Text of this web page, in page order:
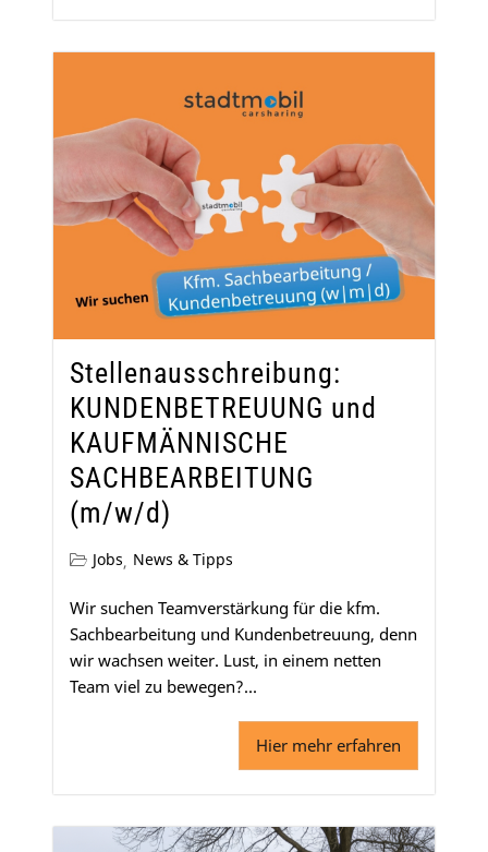
Stellenausschreibung:
KUNDENBETREUUNG und
KAUFMÄNNISCHE
SACHBEARBEITUNG
(m/w/d)
Jobs, News & Tipps
Wir suchen Teamverstärkung für die kfm.
Sachbearbeitung und Kundenbetreuung, denn
wir wachsen weiter. Lust, in einem netten
Team viel zu bewegen?...
Hier mehr erfahren